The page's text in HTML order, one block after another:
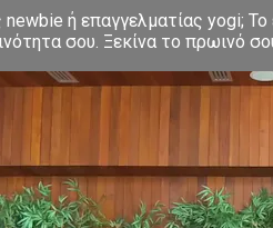
ή επαγγελματίας yogi; Το
σου. Ξεκίνα το πρωινό